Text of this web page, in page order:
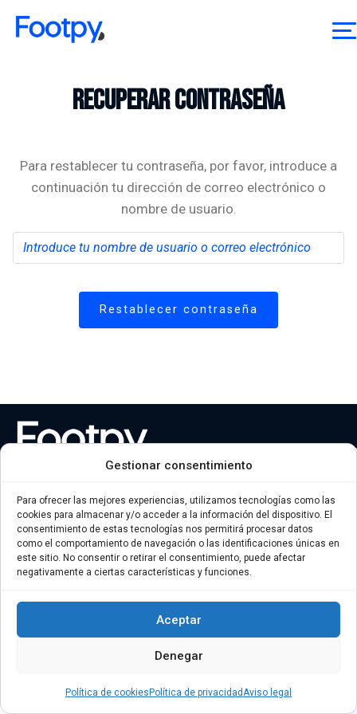
Gestionar consentimiento
Para ofrecer las mejores experiencias, utilizamos tecnologías como las
cookies para almacenar y/o acceder a la información del dispositivo. El
consentimiento de estas tecnologías nos permitirá procesar datos
como el comportamiento de navegación o las identificaciones únicas en
este sitio. No consentir o retirar el consentimiento, puede afectar
negativamente a ciertas características y funciones.
Aceptar
Denegar
Política de cookies Política de privacidadAviso legal
Recuperar contraseña
Para restablecer tu contraseña, por favor, introduce a
continuación tu dirección de correo electrónico o
nombre de usuario.
Aviso legal
Condiciones generales
Política de cookies
Política de privacidad